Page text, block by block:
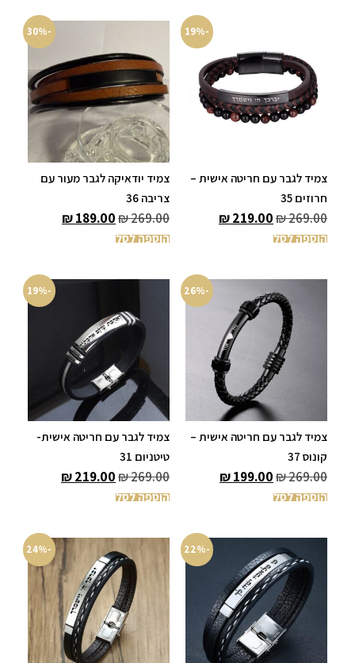
-19%
צמיד לגבר עם חריטה אישית –
חרוזים 35
₪269.00
₪219.00
הוספה לסל
-30%
צמיד יודאיקה לגבר מעור עם
צריבה 36
₪269.00
₪189.00
הוספה לסל
-26%
צמיד לגבר עם חריטה אישית –
קונוס 37
₪269.00
₪199.00
הוספה לסל
-19%
צמיד לגבר עם חריטה אישית-
טיטניום 31
₪269.00
₪219.00
הוספה לסל
-22%
-24%